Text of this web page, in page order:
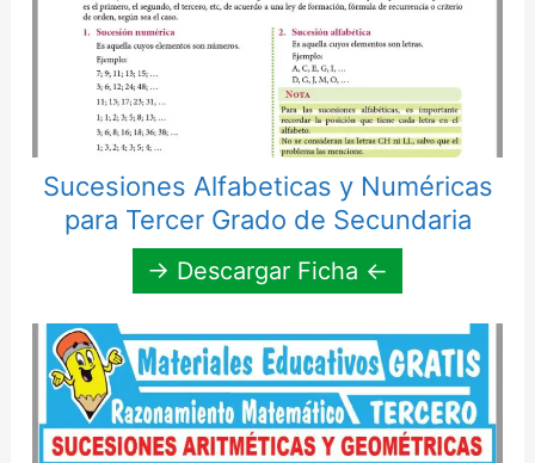
Sucesiones Alfabeticas y Numéricas
para Tercer Grado de Secundaria
→ Descargar Ficha ←